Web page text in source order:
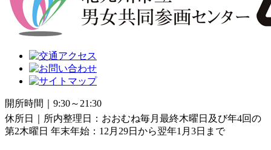
開所時間｜9:30～21:30
休所日｜所内整理日：おおむね毎月最終木曜日及び年4回の
第2木曜日 年末年始：12月29日から翌年1月3日まで